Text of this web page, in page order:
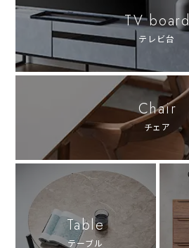
TV board
テレビ台
Chair
チェア
Table
テーブル